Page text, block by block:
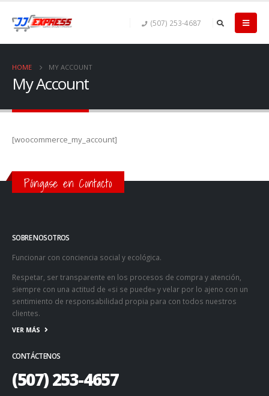
(507) 253-4687
HOME MY ACCOUNT
My Account
[woocommerce_my_account]
Póngase en Contacto
SOBRE NOSOTROS
Funcionar con conciencia social y ecológica.
Respetar, ser transparente en los procesos de compra y atención,
siempre con una actitud de «si se puede» y velar por lo ajeno con un
sentimiento de responsabilidad propia para con todos nuestros
clientes.
VER MÁS
CONTÁCTENOS
(507) 253-4657